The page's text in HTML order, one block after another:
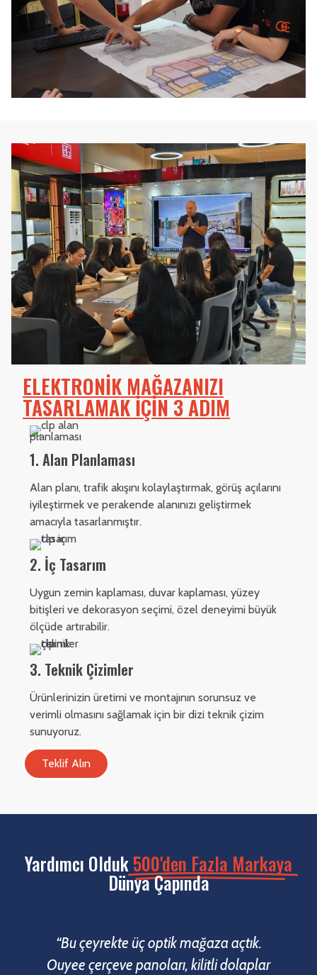
ELEKTRONIK MAĞAZANIZI
TASARLAMAK İÇIN 3 ADIM
1. Alan Planlaması
Alan planı, trafik akışını kolaylaştırmak, görüş açılarını
iyileştirmek ve perakende alanınızı geliştirmek
amacıyla tasarlanmıştır.
2. İç Tasarım
Uygun zemin kaplaması, duvar kaplaması, yüzey
bitişleri ve dekorasyon seçimi, özel deneyimi büyük
ölçüde artırabilir.
3. Teknik Çizimler
Ürünlerinizin üretimi ve montajının sorunsuz ve
verimli olmasını sağlamak için bir dizi teknik çizim
sunuyoruz.
Teklif Alın
Yardımcı Olduk500'den Fazla Markaya
Dünya Çapında
“Bu çeyrekte üç optik mağaza açtık.
Ouyee çerçeve panoları, kilitli dolaplar